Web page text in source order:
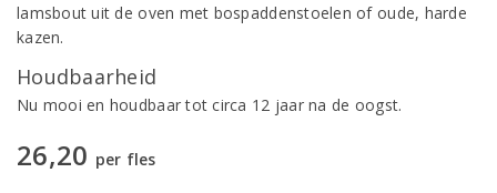
lamsbout uit de oven met bospaddenstoelen of oude, harde
kazen.
Houdbaarheid
Nu mooi en houdbaar tot circa 12 jaar na de oogst.
26,20 per fles